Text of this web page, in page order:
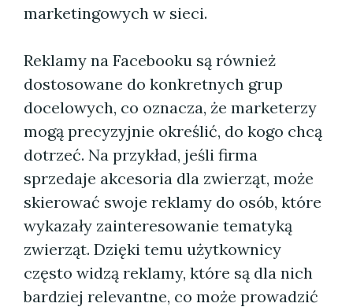
marketingowych w sieci.
Reklamy na Facebooku są również
dostosowane do konkretnych grup
docelowych, co oznacza, że marketerzy
mogą precyzyjnie określić, do kogo chcą
dotrzeć. Na przykład, jeśli firma
sprzedaje akcesoria dla zwierząt, może
skierować swoje reklamy do osób, które
wykazały zainteresowanie tematyką
zwierząt. Dzięki temu użytkownicy
często widzą reklamy, które są dla nich
bardziej relevantne, co może prowadzić